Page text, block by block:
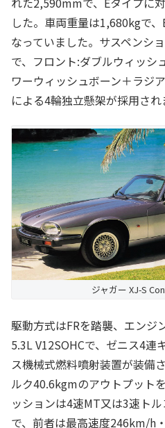
した。車両重量は1,680kgで
なっていました。サスペンシ
で、フロント:ダブルウィッシ
ワーウィッシュボーン＋ラジ
による4輪独立懸架が採用され
ジャガー XJ-S
駆動方式はFRを踏襲、エンジ
5.3L V12SOHCで、ゼニス4連
ス機械式燃料噴射装置が装備
ルク40.6kgmのアウトプット
ッションは4速MT又は3速ト
で、前者は最高速度246km/h